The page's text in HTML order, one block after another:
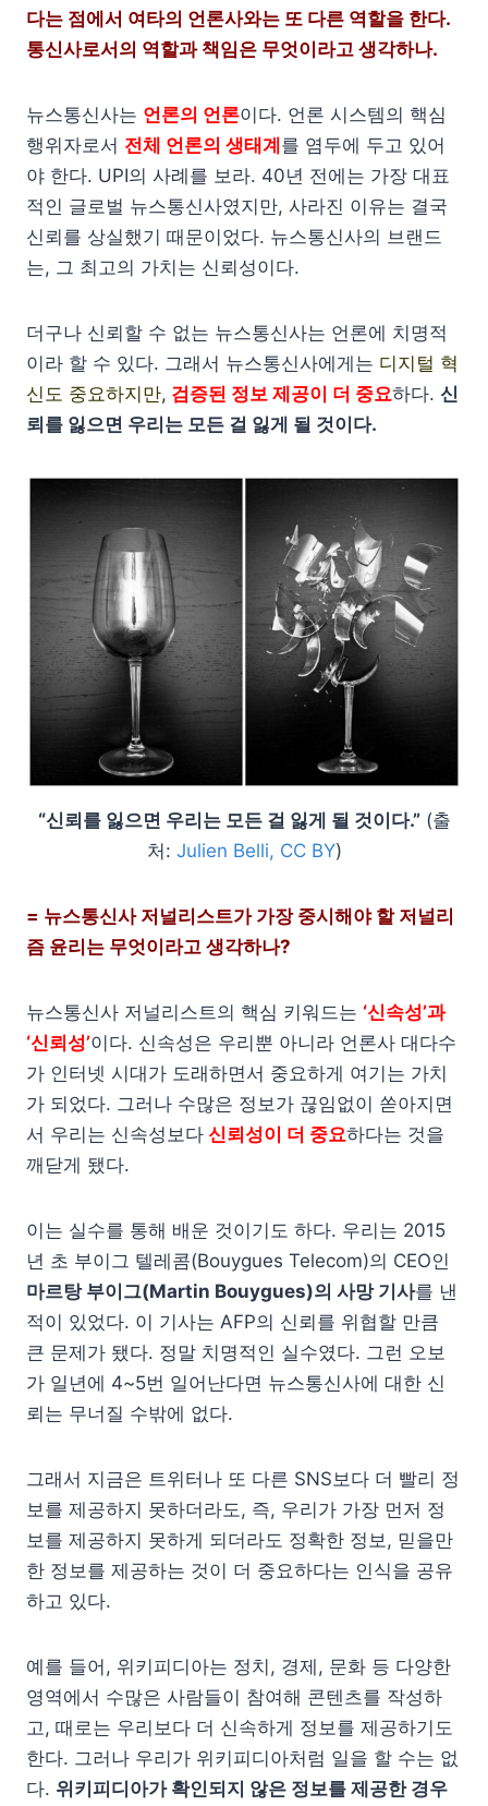
다는 점에서 여타의 언론사와는 또 다른 역할을 한다.
통신사로서의 역할과 책임은 무엇이라고 생각하나.
뉴스통신사는 언론의 언론이다. 언론 시스템의 핵심
행위자로서 전체 언론의 생태계를 염두에 두고 있어
야 한다. UPI의 사례를 보라. 40년 전에는 가장 대표
적인 글로벌 뉴스통신사였지만, 사라진 이유는 결국
신뢰를 상실했기 때문이었다. 뉴스통신사의 브랜드
는, 그 최고의 가치는 신뢰성이다.
더구나 신뢰할 수 없는 뉴스통신사는 언론에 치명적
이라 할 수 있다. 그래서 뉴스통신사에게는 디지털 혁
신도 중요하지만, 검증된 정보 제공이 더 중요하다. 신
뢰를 잃으면 우리는 모든 걸 잃게 될 것이다.
“신뢰를 잃으면 우리는 모든 걸 잃게 될 것이다.”(출
처: Julien Belli, CC BY)
= 뉴스통신사 저널리스트가 가장 중시해야 할 저널리
즘 윤리는 무엇이라고 생각하나?
뉴스통신사 저널리스트의 핵심 키워드는 ‘신속성’과
‘신뢰성’이다. 신속성은 우리뿐 아니라 언론사 대다수
가 인터넷 시대가 도래하면서 중요하게 여기는 가치
가 되었다. 그러나 수많은 정보가 끊임없이 쏟아지면
서 우리는 신속성보다 신뢰성이 더 중요하다는 것을
깨닫게 됐다.
이는 실수를 통해 배운 것이기도 하다. 우리는 2015
년 초 부이그 텔레콤(Bouygues Telecom)의 CEO인
마르탕 부이그(Martin Bouygues)의 사망 기사를 낸
적이 있었다. 이 기사는 AFP의 신뢰를 위협할 만큼
큰 문제가 됐다. 정말 치명적인 실수였다. 그런 오보
가 일년에 4~5번 일어난다면 뉴스통신사에 대한 신
뢰는 무너질 수밖에 없다.
그래서 지금은 트위터나 또 다른 SNS보다 더 빨리 정
보를 제공하지 못하더라도, 즉, 우리가 가장 먼저 정
보를 제공하지 못하게 되더라도 정확한 정보, 믿을만
한 정보를 제공하는 것이 더 중요하다는 인식을 공유
하고 있다.
예를 들어, 위키피디아는 정치, 경제, 문화 등 다양한
영역에서 수많은 사람들이 참여해 콘텐츠를 작성하
고, 때로는 우리보다 더 신속하게 정보를 제공하기도
한다. 그러나 우리가 위키피디아처럼 일을 할 수는 없
다. 위키피디아가 확인되지 않은 정보를 제공한 경우